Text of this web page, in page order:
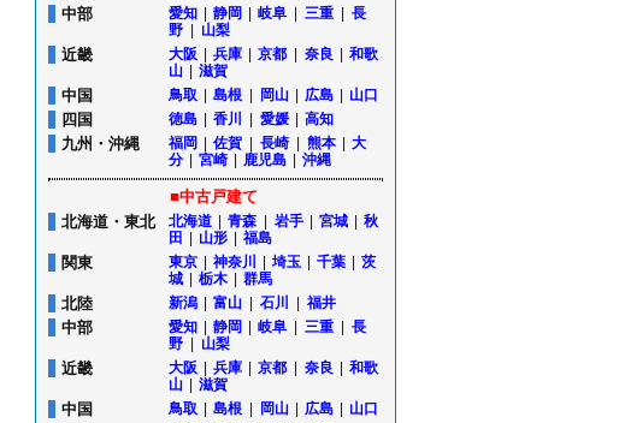
中部 愛知 静岡 岐阜 三重
長
野
山梨
近畿 大阪 兵庫 京都 奈良
和歌
山
滋賀
中国 鳥取 島根 岡山 広島 山口
四国 徳島 香川 愛媛 高知
九州・沖縄 福岡 佐賀 長崎 熊本
大
分
宮崎 鹿児島 沖縄
■中古戸建て
北海道・東北
北海道 青森 岩手 宮城
秋
田
山形 福島
関東 東京 神奈川 埼玉 千葉
茨
城
栃木 群馬
北陸 新潟 富山 石川 福井
中部 愛知 静岡 岐阜 三重
長
野
山梨
近畿 大阪 兵庫 京都 奈良
和歌
山
滋賀
中国 鳥取 島根 岡山 広島 山口